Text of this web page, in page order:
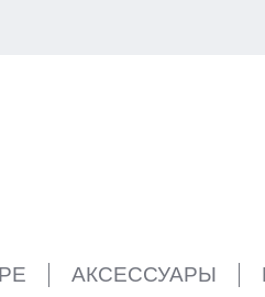
АКСЕССУАРЫ